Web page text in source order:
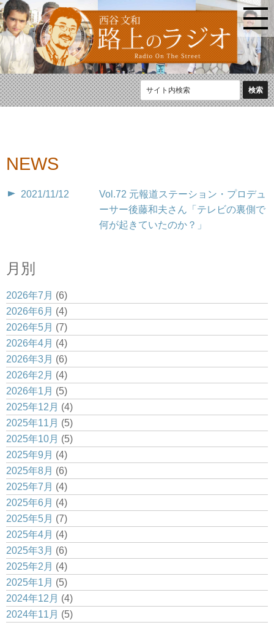
NEWS
2021/11/12
Vol.72 元報道ステーション・プロデュ
ーサー後藤和夫さん「テレビの裏側で
何が起きていたのか？」
月別
2026年7月 (6)
2026年6月 (4)
2026年5月 (7)
2026年4月 (4)
2026年3月 (6)
2026年2月 (4)
2026年1月 (5)
2025年12月 (4)
2025年11月 (5)
2025年10月 (5)
2025年9月 (4)
2025年8月 (6)
2025年7月 (4)
2025年6月 (4)
2025年5月 (7)
2025年4月 (4)
2025年3月 (6)
2025年2月 (4)
2025年1月 (5)
2024年12月 (4)
2024年11月 (5)